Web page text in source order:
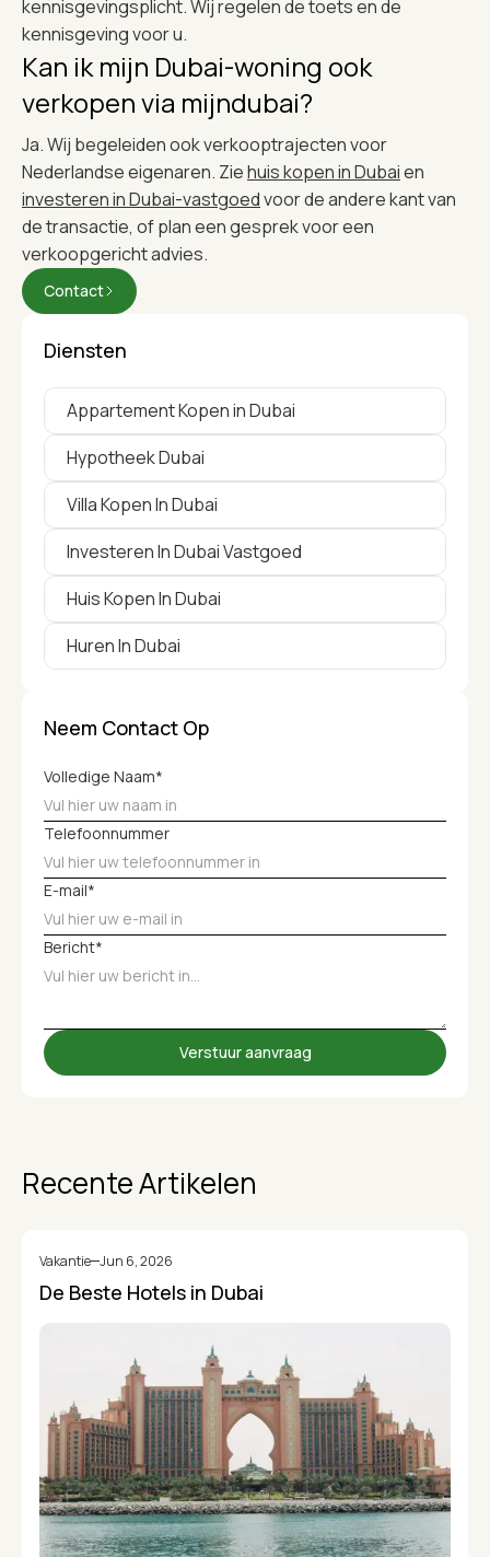
kennisgevingsplicht. Wij regelen de toets en de
kennisgeving voor u.
Kan ik mijn Dubai-woning ook
verkopen via mijndubai?
Ja. Wij begeleiden ook verkooptrajecten voor
Nederlandse eigenaren. Ziehuis kopen in Dubaien
investeren in Dubai-vastgoedvoor de andere kant van
de transactie, of plan een gesprek voor een
verkoopgericht advies.
Contact
Diensten
Appartement Kopen in Dubai
Hypotheek Dubai
Villa Kopen In Dubai
Investeren In Dubai Vastgoed
Huis Kopen In Dubai
Huren In Dubai
Neem Contact Op
Volledige Naam*
Telefoonnummer
E-mail*
Bericht*
Recente Artikelen
Vakantie Jun 6, 2026
De Beste Hotels in Dubai